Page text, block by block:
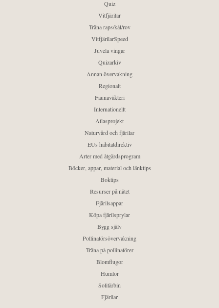
Quiz
Vitfjärilar
Träna raps/kål/rov
VitfjärilarSpeed
Juvela vingar
Quizarkiv
Annan övervakning
Regionalt
Faunaväkteri
Internationellt
Atlasprojekt
Naturvård och fjärilar
EUs habitatdirektiv
Arter med åtgärdsprogram
Böcker, appar, material och länktips
Boktips
Resurser på nätet
Fjärilsappar
Köpa fjärilsprylar
Bygg själv
Pollinatörsövervakning
Träna på pollinatörer
Blomflugor
Humlor
Solitärbin
Fjärilar